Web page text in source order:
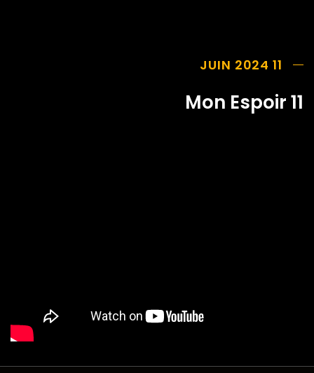
11 JUIN 2024
Mon Espoir 11